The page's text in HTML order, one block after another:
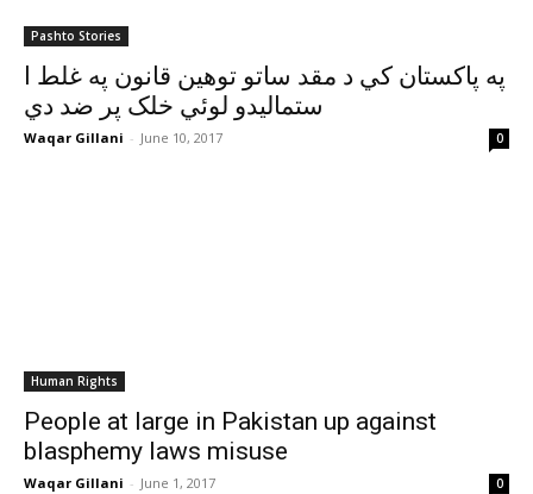
Pashto Stories
په پاکستان کي د مقد ساتو توهين قانون په غلط ا
ستماليدو لوئي خلک پر ضد دي
Waqar Gillani - June 10, 2017 0
Human Rights
People at large in Pakistan up against
blasphemy laws misuse
Waqar Gillani - June 1, 2017 0